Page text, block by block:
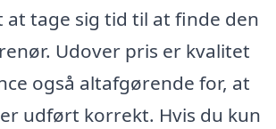
tage sig tid til at finde den
Udover pris er kvalitet
også altafgørende for, at
udført korrekt. Hvis du kun